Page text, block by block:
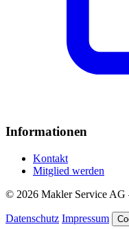
Informationen
Kontakt
Mitglied werden
© 2026 Makler Service
Datenschutz Impressum